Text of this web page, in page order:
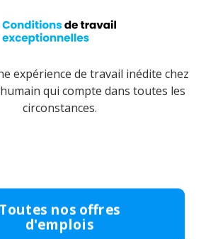
expérience de travail inédite chez
qui compte dans toutes les
circonstances.
Toutes nos offres
d'emplois